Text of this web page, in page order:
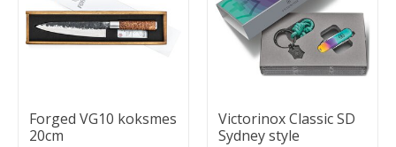
Forged VG10 koksmes
20cm
Victorinox Classic SD
Sydney style